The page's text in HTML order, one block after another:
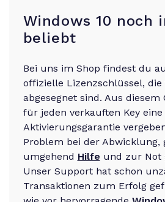
Windows 10 noch
beliebt
Bei uns im Shop findest du
offizielle Lizenzschlüssel, die
abgesegnet sind. Aus
für jeden verkauften Key eine
Aktivierungsgarantie
Problem bei der Abwicklung,
umgehend Hilfe und zur Not
Unser Support hat schon
Transaktionen zum Erfolg